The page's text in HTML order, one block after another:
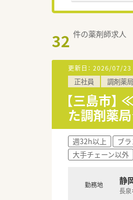
32 件の薬剤師求人
更新日： 2026/07/23
正社員 調剤薬局
【三島市
た調剤薬
週32h以上 ブ
大手チェーン以外
勤務地 静
長泉